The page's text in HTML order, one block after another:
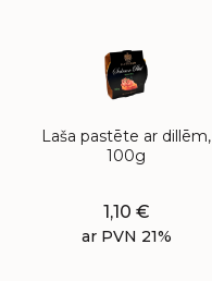
Laša pastēte ar dillēm,
100g
1,10 €
ar PVN 21%